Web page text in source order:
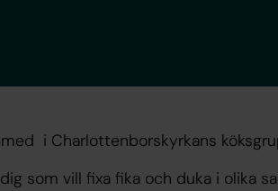
i Charlottenborskyrkans
som vill fixa fika och duka i olika